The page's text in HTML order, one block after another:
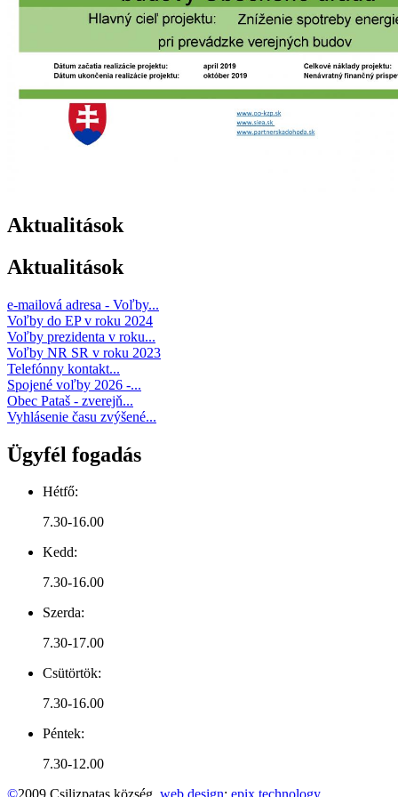
Aktualitások
Aktualitások
e-mailová adresa - Voľby...
Voľby do EP v roku 2024
Voľby prezidenta v roku...
Voľby NR SR v roku 2023
Telefónny kontakt...
Spojené voľby 2026 -...
Obec Pataš - zverejň...
Vyhlásenie času zvýšené...
Ügyfél fogadás
Hétfő:
7.30-16.00
Kedd:
7.30-16.00
Szerda:
7.30-17.00
Csütörtök:
7.30-16.00
Péntek:
7.30-12.00